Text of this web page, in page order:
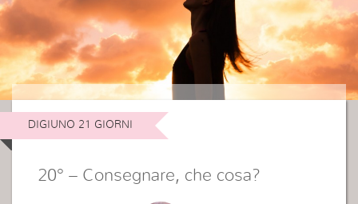
DIGIUNO 21 GIORNI
20° – Consegnare, che cosa?